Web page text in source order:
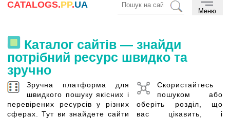
CATALOGS.PP.UA
Меню
Каталог сайтів — знайди
потрібний ресурс швидко та
зручно
Зручна платформа для
швидкого пошуку якісних і
перевірених ресурсів у різних
сферах. Тут ви знайдете сайти
Скористайтесь
пошуком або
оберіть розділ, що
вас цікавить, і